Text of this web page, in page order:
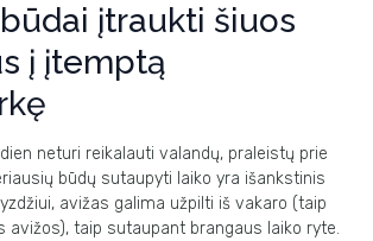
įtraukti šiuos
į įtemptą
neturi reikalauti valandų, praleistų prie
būdų sutaupyti laiko yra išankstinis
avižas galima užpilti iš vakaro (taip
avižos), taip sutaupant brangaus laiko ryte.